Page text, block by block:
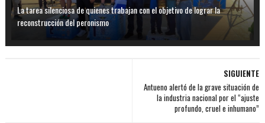
La tarea silenciosa de quienes trabajan con el objetivo de lograr la
reconstrucción del peronismo
SIGUIENTE
Antueno alertó de la grave situación de
la industria nacional por el “ajuste
profundo, cruel e inhumano”